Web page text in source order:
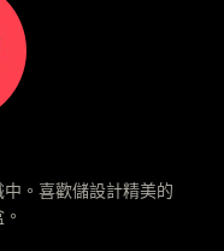
。喜歡儲設計精美的